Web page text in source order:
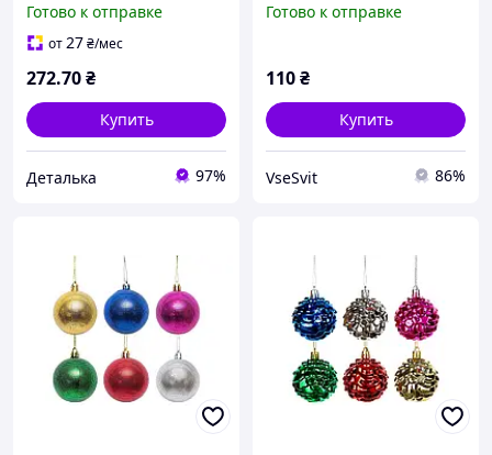
Готово к отправке
от27₴/мес
272.70₴
Купить
Деталька 97%
(116299)
Готово к отправке
110₴
Купить
VseSvit 86%